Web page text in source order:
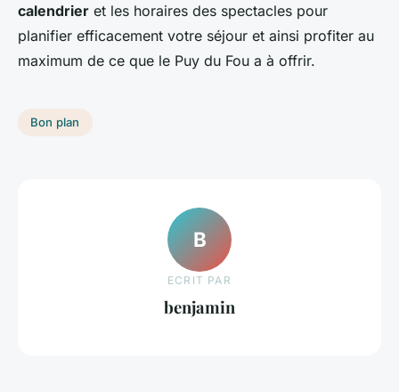
calendrier et les horaires des spectacles pour
planifier efficacement votre séjour et ainsi profiter au
maximum de ce que le Puy du Fou a à offrir.
Bon plan
B
ECRIT PAR
benjamin